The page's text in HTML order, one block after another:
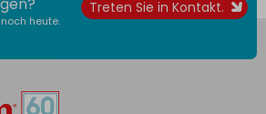
heute.
Treten Sie in Kontakt.